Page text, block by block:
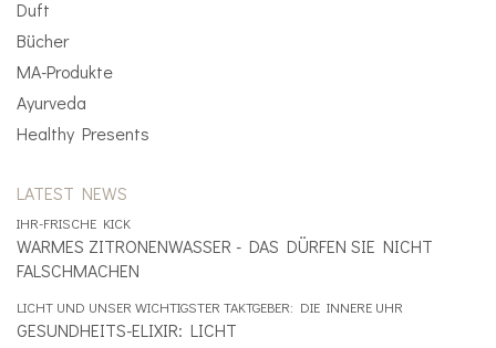
Duft
Bücher
MA-Produkte
Ayurveda
Healthy Presents
LATEST NEWS
IHR-FRISCHE KICK
WARMES ZITRONENWASSER - DAS DÜRFEN SIE NICHT
FALSCHMACHEN
LICHT UND UNSER WICHTIGSTER TAKTGEBER: DIE INNERE UHR
GESUNDHEITS-ELIXIR: LICHT